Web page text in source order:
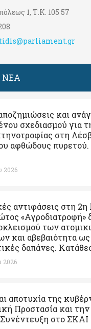
1, Τ.Κ. 105 57
ΝΕΑ
και
σχεδιασμού για
στη
αφθώδους
2026
αντιφάσεις στη
«Αγροδιατροφή»
των
και αβεβαιότητα ως
δαπάνες.
2026
αποτυχία της
Προστασία και
στο ΣΚΑΙ